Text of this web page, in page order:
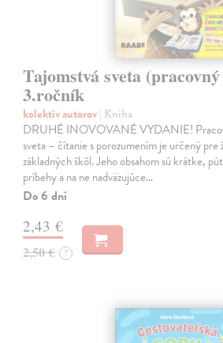
Tajomstvá sveta
3.ročník
kolektív autorov| Kniha
DRUHÉ INOVOVANÉ VYDANIE!
sveta – čítanie s porozumením je určený pre
základných škôl. Jeho obsahom sú krátke,
príbehy a na ne nadväzujúce…
Do 6 dní
2,43 €
2,50 € ?